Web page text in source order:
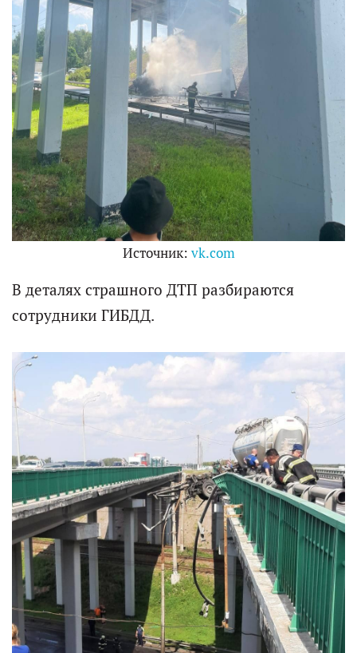
Источник: vk.com
В деталях страшного ДТП разбираются
сотрудники ГИБДД.